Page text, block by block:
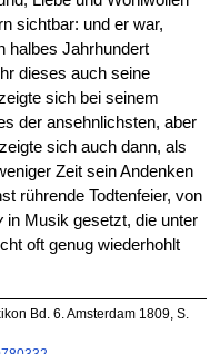
sichtbar: und er war,
halbes Jahrhundert
dieses auch seine
sich bei seinem
der ansehnlichsten, aber
sich auch dann, als
Zeit sein Andenken
rührende Todtenfeier, von
in Musik gesetzt, die unter
oft genug wiederhohlt
Bd. 6. Amsterdam 1809, S.